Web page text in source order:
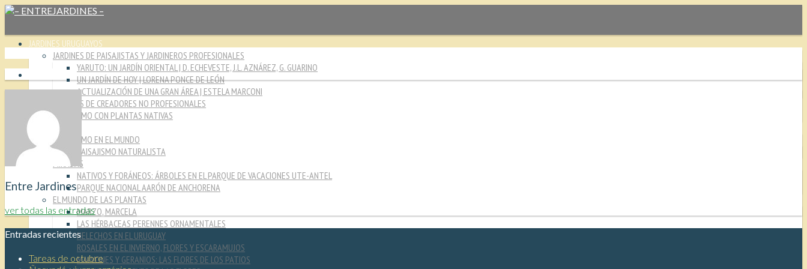
JARDINES URUGUAYOS
JARDINES DE PAISAJISTAS Y JARDINEROS PROFESIONALES
YARUTO: UN JARDÍN ORIENTAL | D. ECHEVESTE, J.L. AZNÁREZ, G. GUARINO
UN JARDÍN DE HOY | LORENA PONCE DE LEÓN
ACTUALIZACIÓN DE UNA GRAN ÁREA | ESTELA MARCONI
JARDINES DE CREADORES NO PROFESIONALES
PAISAJISMO CON PLANTAS NATIVAS
CULTURA JARDINERA
PAISAJISMO EN EL MUNDO
PAISAJISMO NATURALISTA
MIRADAS
NATIVOS Y FORÁNEOS: ÁRBOLES EN EL PARQUE DE VACACIONES UTE-ANTEL
PARQUE NACIONAL AARÓN DE ANCHORENA
EL MUNDO DE LAS PLANTAS
MARZO, MARCELA
LAS HÉRBACEAS PERENNES ORNAMENTALES
HELECHOS EN EL URUGUAY
ROSALES EN EL INVIERNO, FLORES Y ESCARAMUJOS
MALVONES Y GERANIOS: LAS FLORES DE LOS PATIOS
Entre Jardines
ver todas las entradas
Entradas recientes
Tareas de octubre